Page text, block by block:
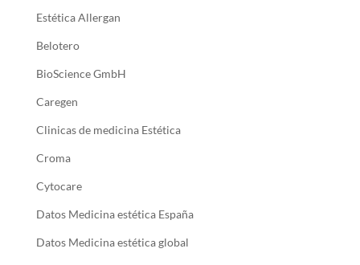
Estética Allergan
Belotero
BioScience GmbH
Caregen
Clinicas de medicina Estética
Croma
Cytocare
Datos Medicina estética España
Datos Medicina estética global